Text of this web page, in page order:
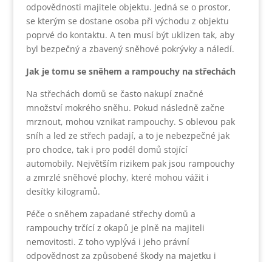
odpovědnosti majitele objektu. Jedná se o prostor,
se kterým se dostane osoba při východu z objektu
poprvé do kontaktu. A ten musí být uklizen tak, aby
byl bezpečný a zbavený sněhové pokrývky a náledí.
Jak je tomu se sněhem a rampouchy na střechách
Na střechách domů se často nakupí značné
množství mokrého sněhu. Pokud následně začne
mrznout, mohou vznikat rampouchy. S oblevou pak
sníh a led ze střech padají, a to je nebezpečné jak
pro chodce, tak i pro podél domů stojící
automobily. Největším rizikem pak jsou rampouchy
a zmrzlé sněhové plochy, které mohou vážit i
desítky kilogramů.
Péče o sněhem zapadané střechy domů a
rampouchy trčící z okapů je plně na majiteli
nemovitosti. Z toho vyplývá i jeho právní
odpovědnost za způsobené škody na majetku i